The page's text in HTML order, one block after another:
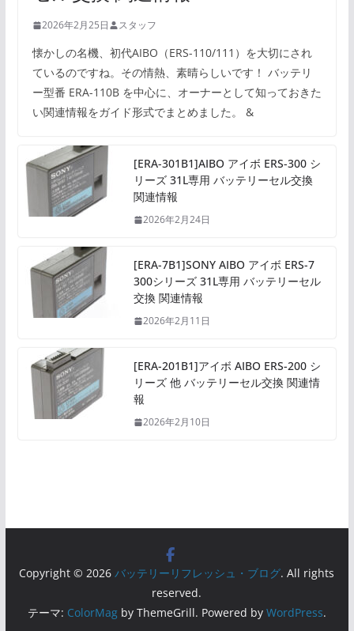
2026年2月25日 スタッフ
懐かしの名機、初代AIBO（ERS-110/111）を大切にされ
ているのですね。その情熱、素晴らしいです！ バッテリ
ー型番 ERA-110B を中心に、オーナーとして知っておきた
い関連情報をガイド形式でまとめました。 &
[ERA-301B1]AIBO アイボ ERS-300 シ
リーズ 31L専用 バッテリーセル交換
関連情報
2026年2月24日
[ERA-7B1]SONY AIBO アイボ ERS-7
300シリーズ 31L専用 バッテリーセル
交換 関連情報
2026年2月11日
[ERA-201B1]アイボ AIBO ERS-200 シ
リーズ 他 バッテリーセル交換 関連情
報
2026年2月10日
Copyright © 2026バッテリーリフレッシュ・ブログ. All rights
reserved.
テーマ: ColorMagby ThemeGrill. Powered by WordPress.